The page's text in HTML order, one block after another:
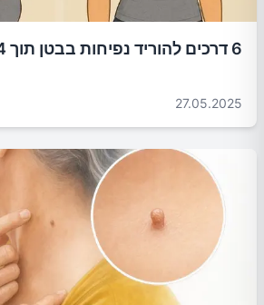
6 דרכים להוריד נפיחות בבטן תוך 24 שעות
27.05.2025